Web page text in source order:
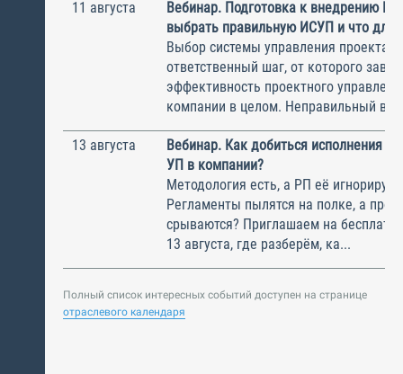
11 августа
Вебинар. Подготовка к внедрению
выбрать правильную ИСУП и что для
Выбор системы управления
ответственный шаг, от которого
эффективность проектного
компании в целом. Неправильный
13 августа
Вебинар. Как добиться исполнения
УП в компании?
Методология есть, а РП её
Регламенты пылятся на полке, а
срываются? Приглашаем на
13 августа, где разберём, ка...
Полный список интересных событий доступен на странице
отраслевого календаря